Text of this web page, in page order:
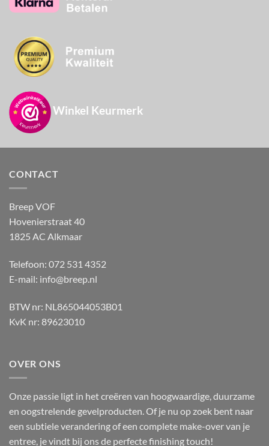
Winkel Keurmerk
CONTACT
Breep VOF
Hovenierstraat 40
1825 AC Alkmaar
Telefoon: 072 531 4352
E-mail: info@breep.nl
BTW nr: NL865044053B01
KvK nr: 89623010
OVER ONS
Onze passie ligt in het creëren van hoogwaardige, duurzame
en oogstrelende gevelproducten. Of je nu op zoek bent naar
een subtiele verandering of een complete make-over van je
entree, je vindt bij ons de perfecte finishing touch!